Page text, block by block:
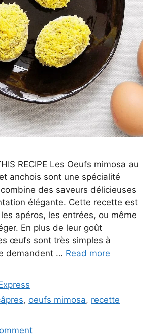
RECIPE Les Oeufs mimosa au
anchois sont une spécialité
des saveurs délicieuses
élégante. Cette recette est
apéros, les entrées, ou même
En plus de leur goût
œufs sont très simples à
demandent … Read more
, oeufs mimosa, recette